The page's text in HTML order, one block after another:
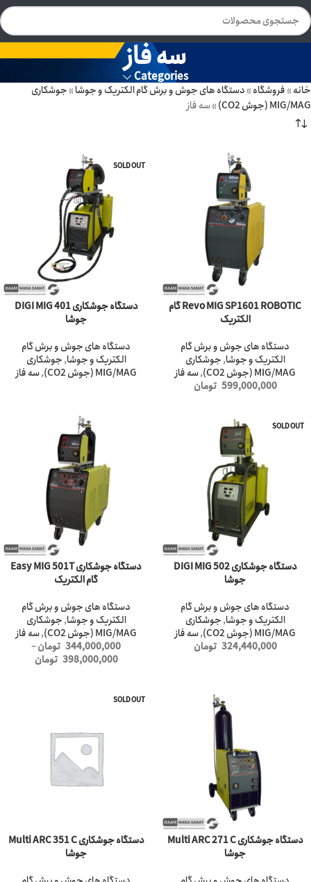
سه فاز
Categories
خانه»فروشگاه»دستگاه های جوش و برش گام الکتریک و جوشا»جوشکاری
MIG/MAG (جوش CO2)
»سه فاز
Revo MIG SP1601 ROBOTIC گام
الکتریک
دستگاه های جوش و برش گام
الکتریک و جوشا,جوشکاری
MIG/MAG (جوش CO2)
,سه فاز
599,000,000 تومان
SOLD OUT
دستگاه جوشکاری DIGI MIG 401
جوشا
دستگاه های جوش و برش گام
الکتریک و جوشا,جوشکاری
MIG/MAG (جوش CO2)
,سه فاز
SOLD OUT
دستگاه جوشکاری DIGI MIG 502
جوشا
دستگاه های جوش و برش گام
الکتریک و جوشا,جوشکاری
MIG/MAG (جوش CO2)
,سه فاز
324,440,000 تومان
دستگاه جوشکاری Easy MIG 501T
گام الکتریک
دستگاه های جوش و برش گام
الکتریک و جوشا,جوشکاری
MIG/MAG (جوش CO2)
,سه فاز
344,000,000 تومان–
398,000,000 تومان
دستگاه جوشکاری Multi ARC 271 C
جوشا
SOLD OUT
دستگاه جوشکاری Multi ARC 351 C
جوشا